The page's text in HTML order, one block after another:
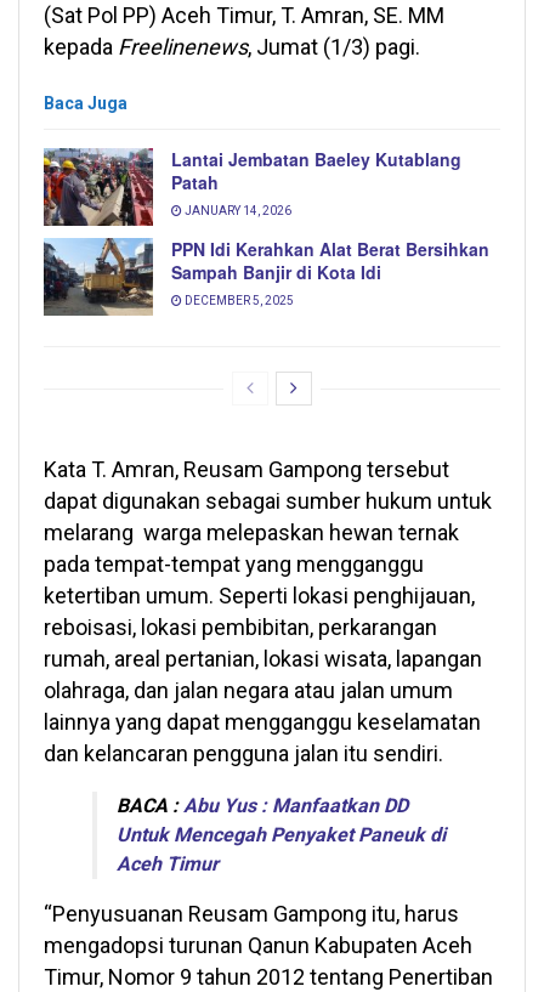
(Sat Pol PP) Aceh Timur, T. Amran, SE. MM
kepada Freelinenews, Jumat (1/3) pagi.
Baca Juga
Lantai Jembatan Baeley Kutablang
Patah
JANUARY 14, 2026
PPN Idi Kerahkan Alat Berat Bersihkan
Sampah Banjir di Kota Idi
DECEMBER 5, 2025
Kata T. Amran, Reusam Gampong tersebut
dapat digunakan sebagai sumber hukum untuk
melarang warga melepaskan hewan ternak
pada tempat-tempat yang mengganggu
ketertiban umum. Seperti lokasi penghijauan,
reboisasi, lokasi pembibitan, perkarangan
rumah, areal pertanian, lokasi wisata, lapangan
olahraga, dan jalan negara atau jalan umum
lainnya yang dapat mengganggu keselamatan
dan kelancaran pengguna jalan itu sendiri.
BACA :Abu Yus : Manfaatkan DD
Untuk Mencegah Penyaket Paneuk di
Aceh Timur
“Penyusuanan Reusam Gampong itu, harus
mengadopsi turunan Qanun Kabupaten Aceh
Timur, Nomor 9 tahun 2012 tentang Penertiban